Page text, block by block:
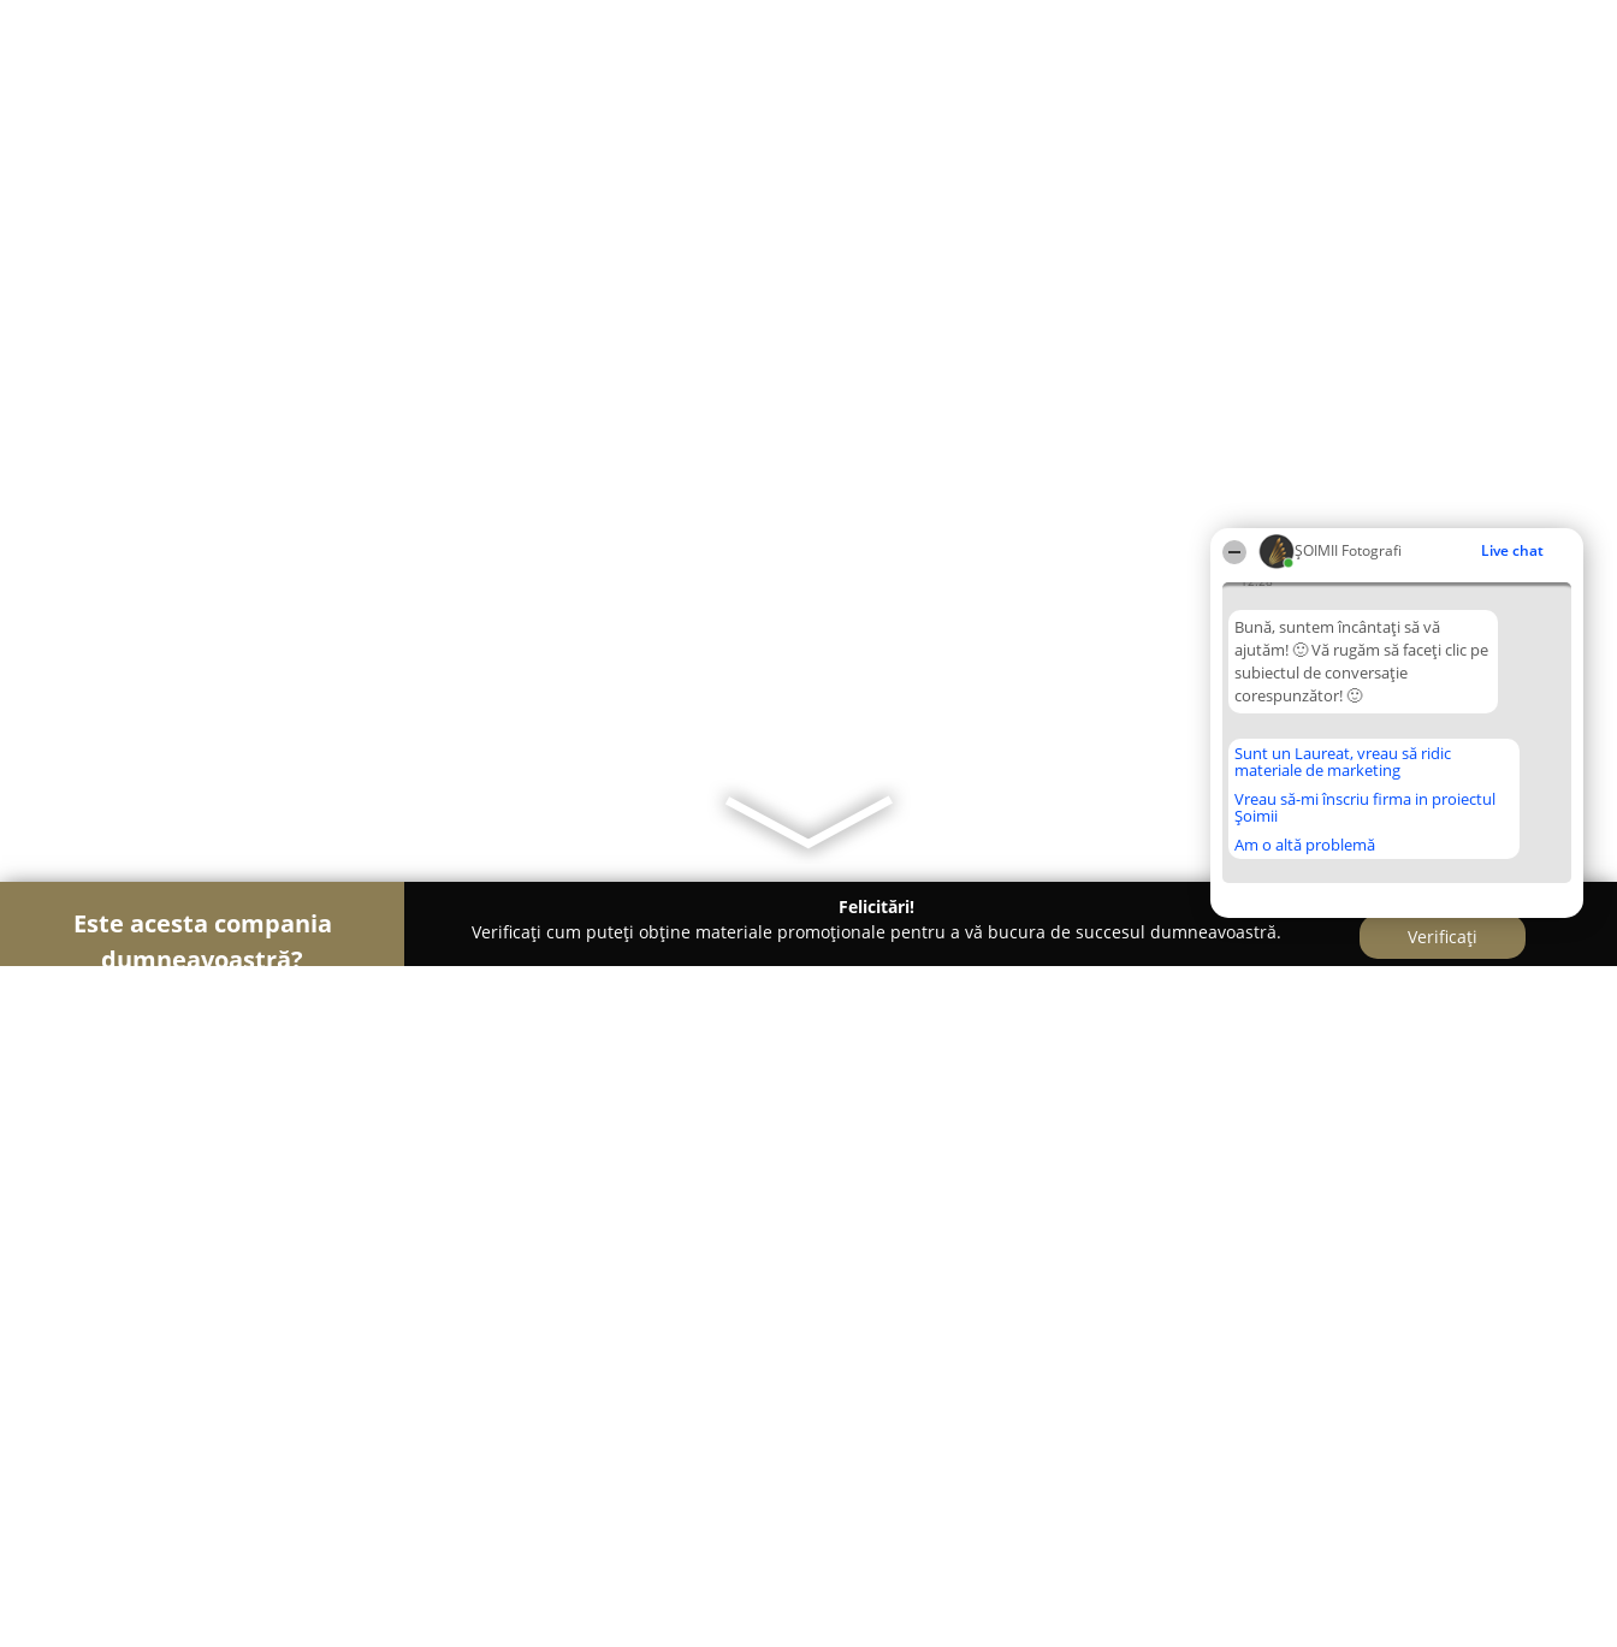
ȘOIMII Fotografi Live chat
12:28
Bună, suntem încântați să vă
ajutăm! 🙂 Vă rugăm să faceți clic pe
subiectul de conversație
corespunzător! 🙂
Sunt un Laureat, vreau să ridic
materiale de marketing
Vreau să-mi înscriu firma in proiectul
Șoimii
Am o altă problemă
Este acesta compania
dumneavoastră?
Felicitări!
Verificați cum puteți obține materiale promoționale pentru a vă bucura de succesul dumneavoastră.
Verificați